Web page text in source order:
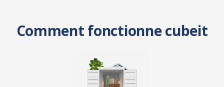
Comment fonctionne cubeit